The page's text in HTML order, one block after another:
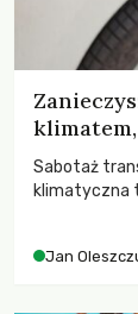
Sabotaż
klimatyczna
Jan